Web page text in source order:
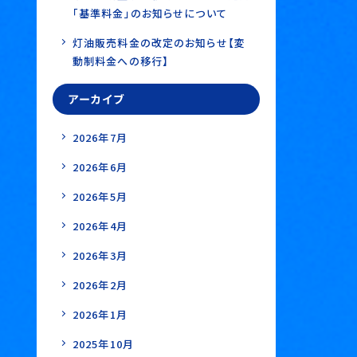
「基準料金」のお知らせについて
灯油販売料金の改定のお知らせ【変
動制料金への移行】
アーカイブ
2026年7月
2026年6月
2026年5月
2026年4月
2026年3月
2026年2月
2026年1月
2025年10月